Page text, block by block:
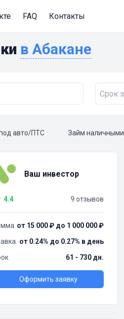
FAQ Контакты
в Абакане
авто/ПТС Займ наличными
Ваш инвестор
4.4 9 отзывов
от 15 000 ₽ до 1 000 000 ₽
от 0.24% до 0.27% в день
61 - 730 дн.
Оформить заявку